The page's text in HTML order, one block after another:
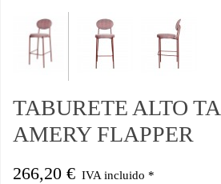
TABURETE ALTO
AMERY FLAPPER
266,20 € IVA incluido *